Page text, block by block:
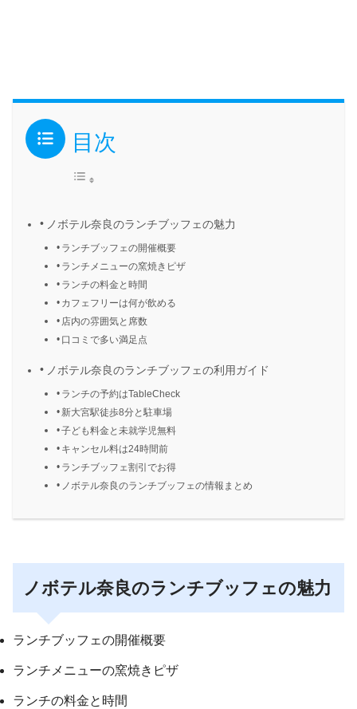
目次
ノボテル奈良のランチブッフェの魅力
ランチブッフェの開催概要
ランチメニューの窯焼きピザ
ランチの料金と時間
カフェフリーは何が飲める
店内の雰囲気と席数
口コミで多い満足点
ノボテル奈良のランチブッフェの利用ガイド
ランチの予約はTableCheck
新大宮駅徒歩8分と駐車場
子ども料金と未就学児無料
キャンセル料は24時間前
ランチブッフェ割引でお得
ノボテル奈良のランチブッフェの情報まとめ
ノボテル奈良のランチブッフェの魅力
ランチブッフェの開催概要
ランチメニューの窯焼きピザ
ランチの料金と時間